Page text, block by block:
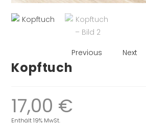
Previous Next
Kopftuch
17,00 €
Enthält 19% MwSt.